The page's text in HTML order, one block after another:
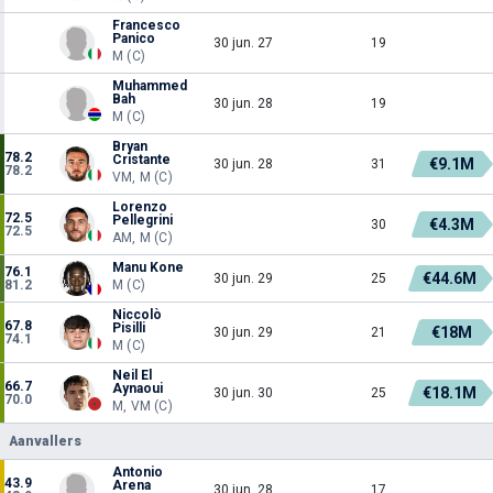
Francesco
Panico
M (C)
30 jun. 27 19
Muhammed
Bah
M (C)
30 jun. 28 19
78.2
78.2
Bryan
Cristante
VM, M (C)
30 jun. 28 31 €9.1M
72.5
72.5
Lorenzo
Pellegrini
AM, M (C)
30 €4.3M
76.1
81.2
Manu Kone
M (C)
30 jun. 29 25 €44.6M
67.8
74.1
Niccolò
Pisilli
M (C)
30 jun. 29 21 €18M
66.7
70.0
Neil El
Aynaoui
M, VM (C)
30 jun. 30 25 €18.1M
Aanvallers
43.9
Antonio
Arena
30 jun. 28 17